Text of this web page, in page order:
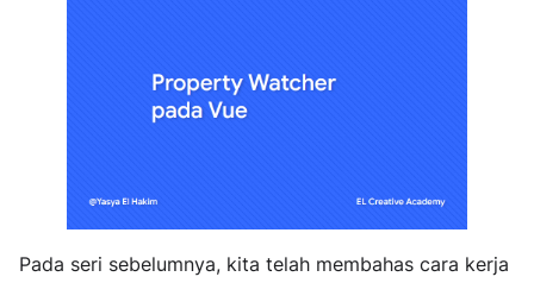
Pada seri sebelumnya, kita telah membahas cara kerja